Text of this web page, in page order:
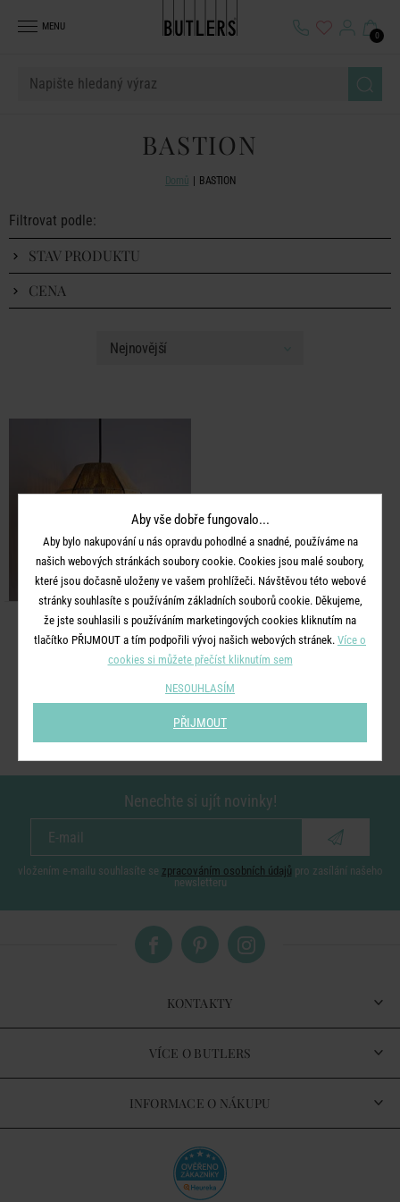
MENU
0
BASTION
Domů BASTION
Filtrovat podle:
STAV PRODUKTU
CENA
BASTION
Závěsná lampa
Nenechte si ujít novinky!
vložením e-mailu souhlasíte se zpracováním osobních údajů pro zasílání našeho
newsletteru
KONTAKTY
VÍCE O BUTLERS
INFORMACE O NÁKUPU
Aby vše dobře fungovalo...
Aby bylo nakupování u nás opravdu pohodlné a snadné, používáme na
našich webových stránkách soubory cookie. Cookies jsou malé soubory,
které jsou dočasně uloženy ve vašem prohlížeči. Návštěvou této webové
stránky souhlasíte s používáním základních souborů cookie. Děkujeme,
že jste souhlasili s používáním marketingových cookies kliknutím na
tlačítko PŘIJMOUT a tím podpořili vývoj našich webových stránek. Více o
cookies si můžete přečíst kliknutím sem
NESOUHLASÍM
PŘIJMOUT